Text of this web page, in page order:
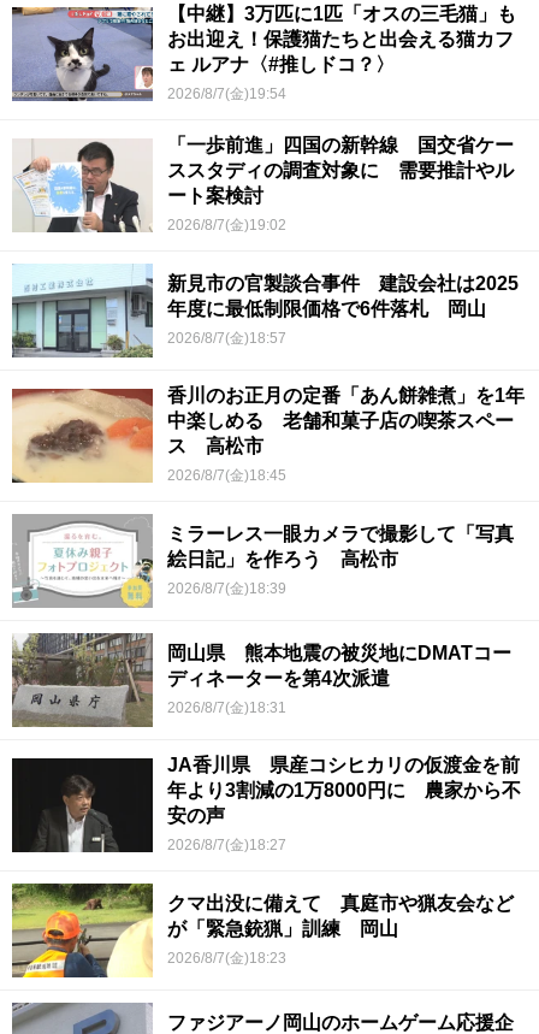
【中継】3万匹に1匹「オスの三毛猫」も
お出迎え！保護猫たちと出会える猫カフ
ェ ルアナ〈#推しドコ？〉
2026/8/7(金)19:54
「一歩前進」四国の新幹線 国交省ケー
ススタディの調査対象に 需要推計やル
ート案検討
2026/8/7(金)19:02
新見市の官製談合事件 建設会社は2025
年度に最低制限価格で6件落札 岡山
2026/8/7(金)18:57
香川のお正月の定番「あん餅雑煮」を1年
中楽しめる 老舗和菓子店の喫茶スペー
ス 高松市
2026/8/7(金)18:45
ミラーレス一眼カメラで撮影して「写真
絵日記」を作ろう 高松市
2026/8/7(金)18:39
岡山県 熊本地震の被災地にDMATコー
ディネーターを第4次派遣
2026/8/7(金)18:31
JA香川県 県産コシヒカリの仮渡金を前
年より3割減の1万8000円に 農家から不
安の声
2026/8/7(金)18:27
クマ出没に備えて 真庭市や猟友会など
が「緊急銃猟」訓練 岡山
2026/8/7(金)18:23
ファジアーノ岡山のホームゲーム応援企